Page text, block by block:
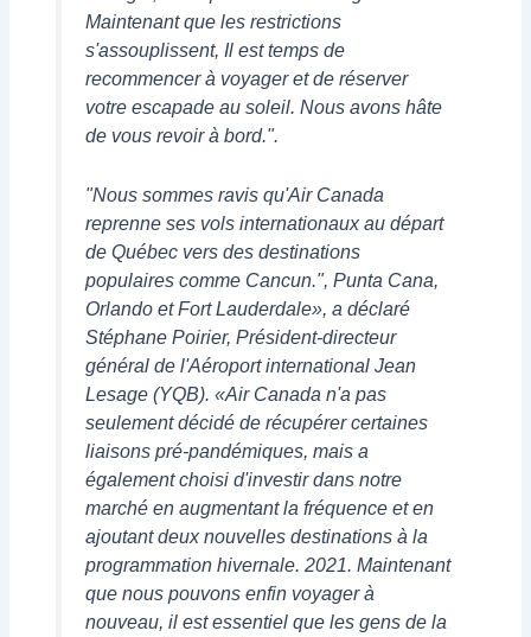
Maintenant que les restrictions
s'assouplissent, Il est temps de
recommencer à voyager et de réserver
votre escapade au soleil. Nous avons hâte
de vous revoir à bord.".
"Nous sommes ravis qu'Air Canada
reprenne ses vols internationaux au départ
de Québec vers des destinations
populaires comme Cancun.", Punta Cana,
Orlando et Fort Lauderdale», a déclaré
Stéphane Poirier, Président-directeur
général de l'Aéroport international Jean
Lesage (YQB). «Air Canada n'a pas
seulement décidé de récupérer certaines
liaisons pré-pandémiques, mais a
également choisi d'investir dans notre
marché en augmentant la fréquence et en
ajoutant deux nouvelles destinations à la
programmation hivernale. 2021. Maintenant
que nous pouvons enfin voyager à
nouveau, il est essentiel que les gens de la